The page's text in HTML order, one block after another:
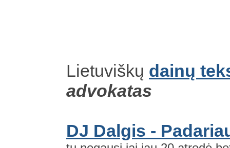
Lietuviškų dainų
advokatas
DJ Dalgis -